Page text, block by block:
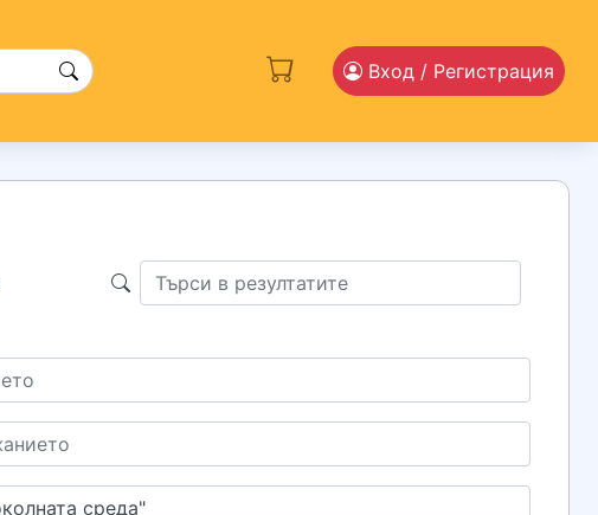
Вход / Регистрация